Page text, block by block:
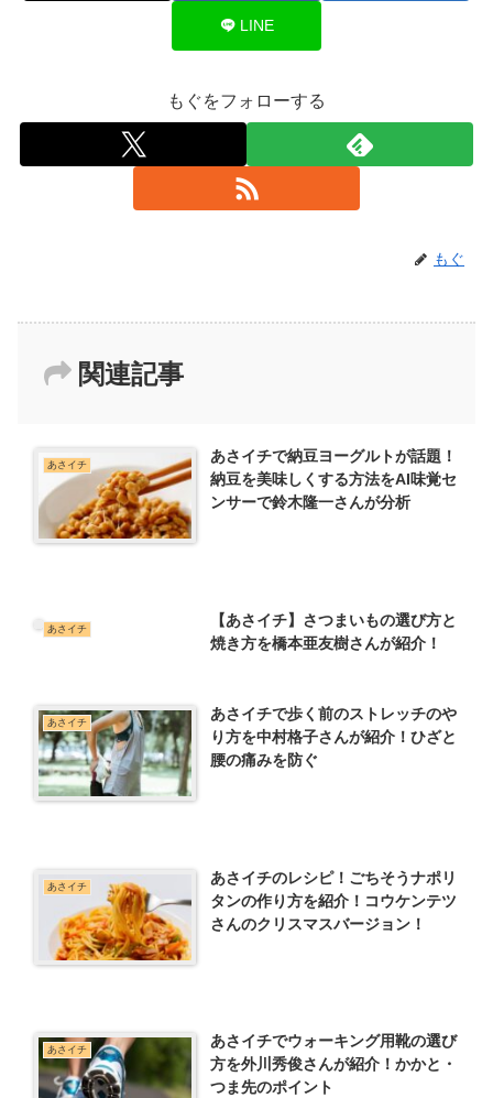
LINE
もぐをフォローする
もぐ
関連記事
あさイチ
あさイチで納豆ヨーグルトが話題！
納豆を美味しくする方法をAI味覚セ
ンサーで鈴木隆一さんが分析
あさイチ
【あさイチ】さつまいもの選び方と
焼き方を橋本亜友樹さんが紹介！
あさイチ
あさイチで歩く前のストレッチのや
り方を中村格子さんが紹介！ひざと
腰の痛みを防ぐ
あさイチ
あさイチのレシピ！ごちそうナポリ
タンの作り方を紹介！コウケンテツ
さんのクリスマスバージョン！
あさイチ
あさイチでウォーキング用靴の選び
方を外川秀俊さんが紹介！かかと・
つま先のポイント